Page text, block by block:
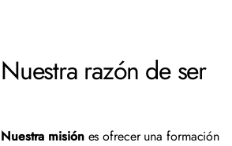
Nuestra razón de ser
Nuestra misiónes ofrecer una formación